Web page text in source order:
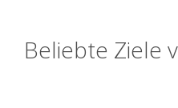
Beliebte Ziele